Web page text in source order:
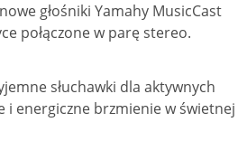
głośniki Yamahy MusicCast
połączone w parę stereo.
słuchawki dla aktywnych
i energiczne brzmienie w świetnej